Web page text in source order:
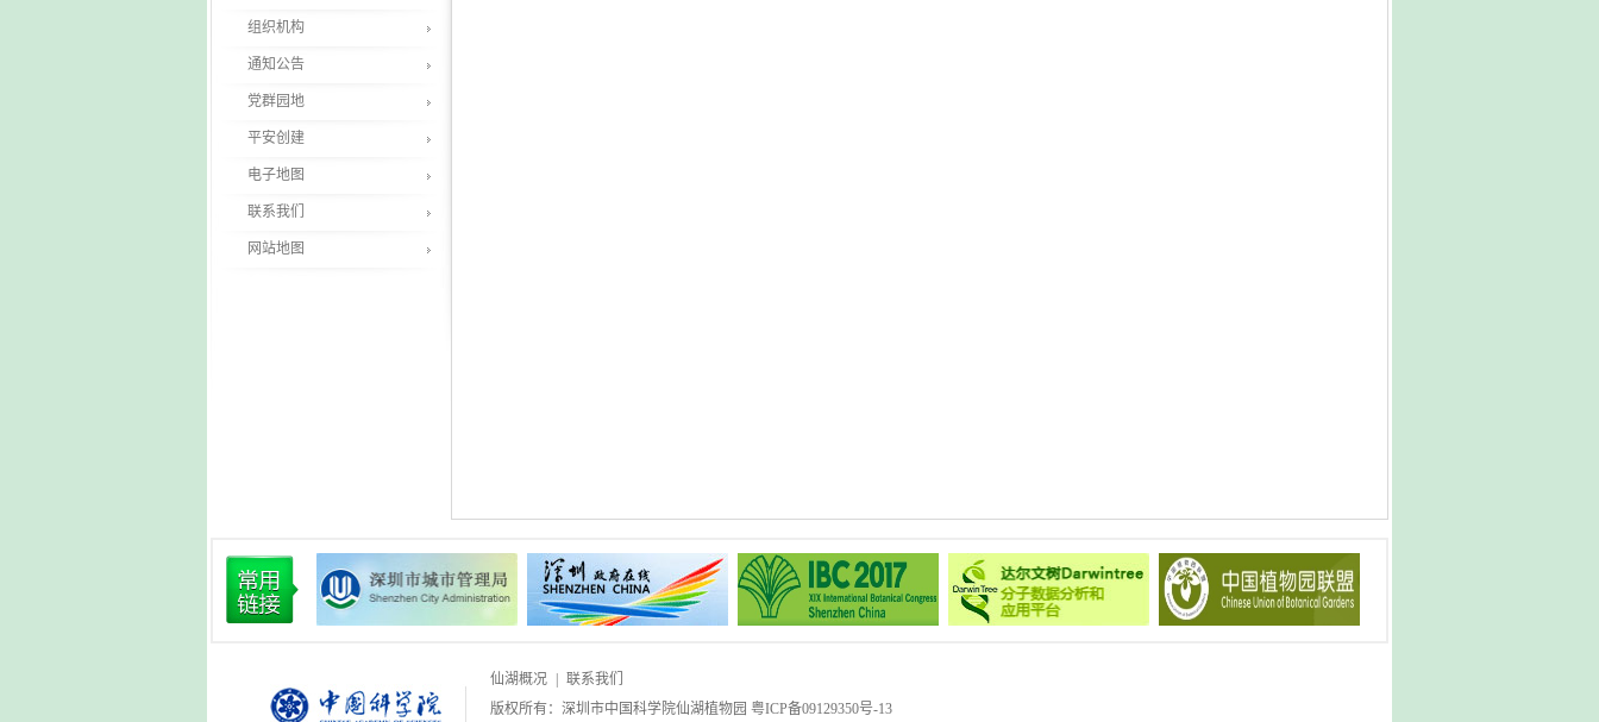
组织机构
通知公告
党群园地
平安创建
电子地图
联系我们
网站地图
仙湖概况
联系我们
版权所有：深圳市中国科学院仙湖植物园 粤ICP备09129350号-13